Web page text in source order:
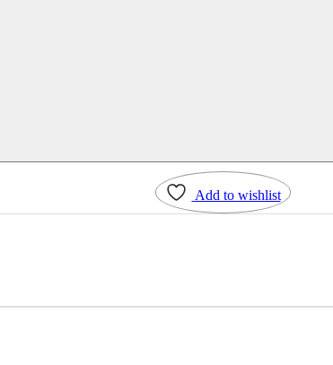
Add to wishlist